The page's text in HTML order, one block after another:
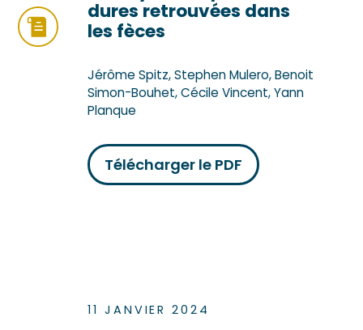
dures retrouvées dans
les fèces
Jérôme Spitz, Stephen Mulero, Benoit
Simon-Bouhet, Cécile Vincent, Yann
Planque
Télécharger le PDF
11 JANVIER 2024